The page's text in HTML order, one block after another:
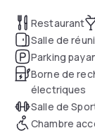
Restaurant
Salle de
Parking
Borne de
électriques
Salle de
Chambre